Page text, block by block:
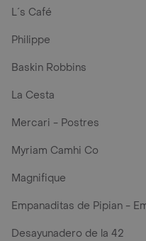
L´s Café
Philippe
Baskin Robbins
La Cesta
Mercari - Postres
Myriam Camhi Co
Magnifique
Empanaditas de Pipian -
Desayunadero de la 42